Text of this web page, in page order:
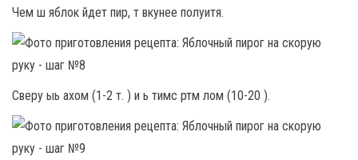
Чем ш яблок йдет пир, т вкунее полуитя.
Сверу ыь ахом (1-2 т. ) и ь тимс ртм лом (10-20 ).